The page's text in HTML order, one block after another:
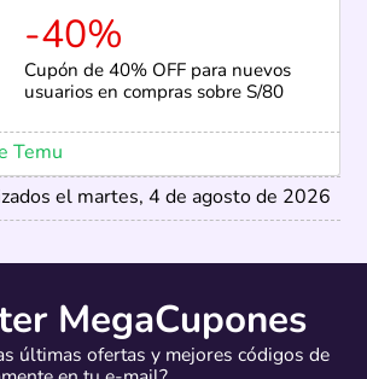
-40%
Cupón de 40% OFF para nuevos
usuarios en compras sobre S/80
Temu
el martes, 4 de agosto de 2026
MegaCupones
últimas ofertas y mejores códigos de